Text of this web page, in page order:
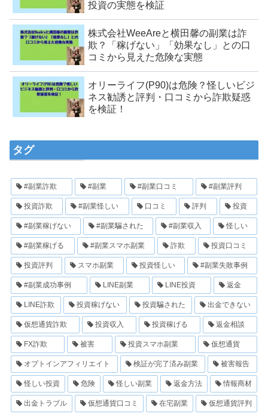
投資の実態を検証
株式会社WeeAreと横田馨の副業は詐
欺？「稼げない」「効果なし」との口
コミから見えた危険な実態
オリーライフ(P90)は危険？怪しいビジ
ネス勧誘と評判・口コミから詐欺疑惑
を検証！
タグ
#副業詐欺 #副業 #副業口コミ #副業評判
投資詐欺 #副業怪しい 口コミ 評判 投資
#副業稼げない #副業騙された #副業収入 怪しい
#副業稼げる #副業スマホ副業 詐欺 投資口コミ
投資評判 スマホ副業 投資怪しい #副業失敗事例
#副業成功事例 LINE副業 LINE投資 返金
LINE詐欺 投資稼げない 投資騙された 出金できない
仮想通貨詐欺 投資収入 投資稼げる 返金相談
FX詐欺 被害 投資スマホ副業 仮想通貨
オプトインアフィリエイト 検証が完了済み副業 被害報告
怪しい投資 危険 怪しい副業 返金方法 情報商材
出金トラブル 仮想通貨口コミ 在宅副業 仮想通貨評判